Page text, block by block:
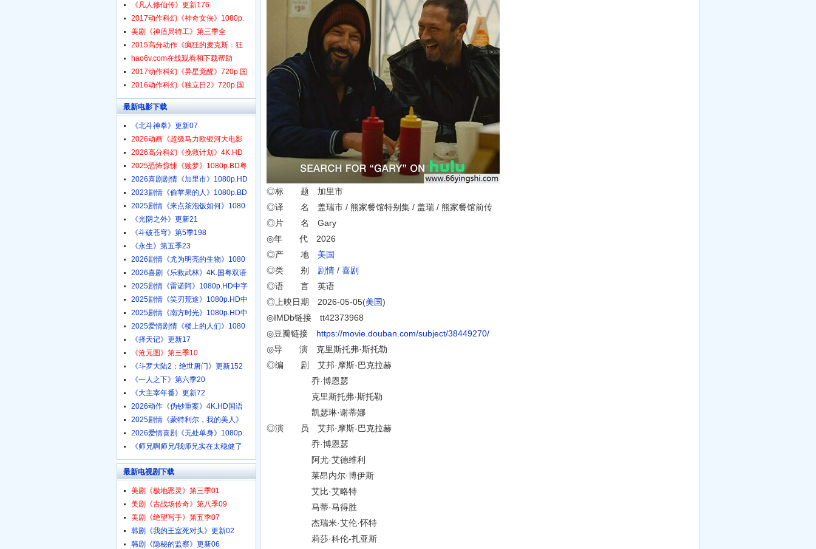
◎标 题 加里市
◎译 名 盖瑞市 / 熊家餐馆特别集 / 盖瑞 / 熊家餐馆前传
◎片 名 Gary
◎年 代 2026
◎产 地 美国
◎类 别 剧情 / 喜剧
◎语 言 英语
◎上映日期 2026-05-05(美国)
◎IMDb链接 tt42373968
◎豆瓣链接 https://movie.douban.com/subject/38449270/
◎导 演 克里斯托弗·斯托勒
◎编 剧 艾邦·摩斯-巴克拉赫
乔·博恩瑟
克里斯托弗·斯托勒
凯瑟琳·谢蒂娜
◎演 员 艾邦·摩斯-巴克拉赫
乔·博恩瑟
阿尤·艾德维利
莱昂内尔·博伊斯
艾比·艾略特
马蒂·马得胜
杰瑞米·艾伦·怀特
莉莎·科伦-扎亚斯
《凡人修仙传》更新176
2017动作科幻《神奇女侠》1080p.
美剧《神盾局特工》第三季全
2015高分动作《疯狂的麦克斯：狂
hao6v.com在线观看和下载帮助
2017动作科幻《异星觉醒》720p.国
2016动作科幻《独立日2》720p.国
最新电影下载
《北斗神拳》更新07
2026动画《超级马力欧银河大电影
2026高分科幻《挽救计划》4K.HD
中
2025恐怖惊悚《赎梦》1080p.BD粤
2026喜剧剧情《加里市》1080p.HD
2023剧情《偷苹果的人》1080p.BD
2025剧情《来点茶泡饭如何》1080
《光阴之外》更新21
《斗破苍穹》第5季198
《永生》第五季23
2026剧情《尤为明亮的生物》1080
2026喜剧《乐救武林》4K.国粤双语
2025剧情《雷诺阿》1080p.HD中字
2025剧情《笑刃荒途》1080p.HD中
2025剧情《南方时光》1080p.HD中
2025爱情剧情《楼上的人们》1080
《择天记》更新17
《沧元图》第三季10
《斗罗大陆2：绝世唐门》更新152
《一人之下》第六季20
《大主宰年番》更新72
2026动作《伪钞重案》4K.HD国语
中
2025剧情《蒙特利尔，我的美人》
2026爱情喜剧《无处单身》1080p.
《师兄啊师兄/我师兄实在太稳健了
最新电视剧下载
美剧《极地恶灵》第三季01
美剧《古战场传奇》第八季09
美剧《绝望写手》第五季07
韩剧《我的王室死对头》更新02
韩剧《隐秘的监察》更新06